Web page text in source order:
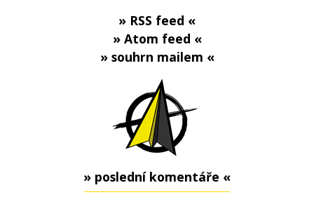
» RSS feed «
» Atom feed «
» souhrn mailem «
» poslední komentáře «